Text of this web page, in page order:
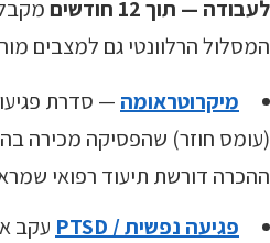
לעבודה — תוך 12 חודשים
המסלול הרלוונטי גם למצבים
מיקרוטראומה — סדרת
(עומס חוזר) שהפסיקה מכירה
ההכרה דורשת תיעוד רפואי
פגיעה נפשית / PTSD
עקב